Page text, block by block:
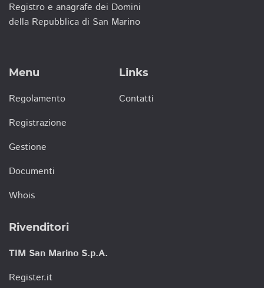
Registro e anagrafe dei Domini
della Repubblica di San Marino
Menu
Regolamento
Registrazione
Gestione
Documenti
Whois
Links
Contatti
Rivenditori
TIM San Marino S.p.A.
Register.it